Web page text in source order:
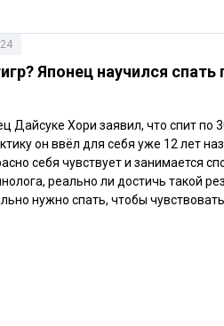
Японец научился спать
Дайсуке Хори заявил, что спит по
он ввёл для себя уже 12 лет
себя чувствует и занимается
реально ли достичь такой
нужно спать, чтобы